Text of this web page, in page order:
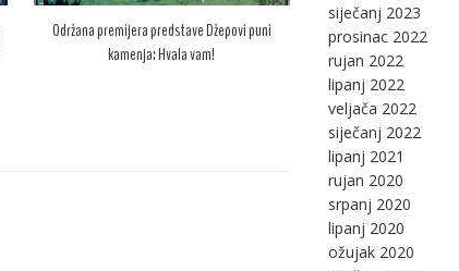
Održana premijera predstave Džepovi puni
kamenja: Hvala vam!
siječanj 2023
prosinac 2022
rujan 2022
lipanj 2022
veljača 2022
siječanj 2022
lipanj 2021
rujan 2020
srpanj 2020
lipanj 2020
ožujak 2020